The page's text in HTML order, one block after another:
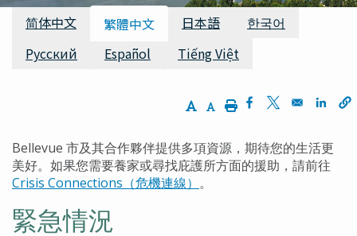
可用的翻譯
简体中文 繁體中文 日本語
한국어
Русский
Español Tiếng Việt
Increase Text Size
Decrease Text Size
PrintOpens in a new
Opens in a
Bellevue 市及其合作夥伴提供多項資源，期待您的生活更
美好。如果您需要養家或尋找庇護所方面的援助，請前往
Crisis Connections（危機連線） 。
緊急情況